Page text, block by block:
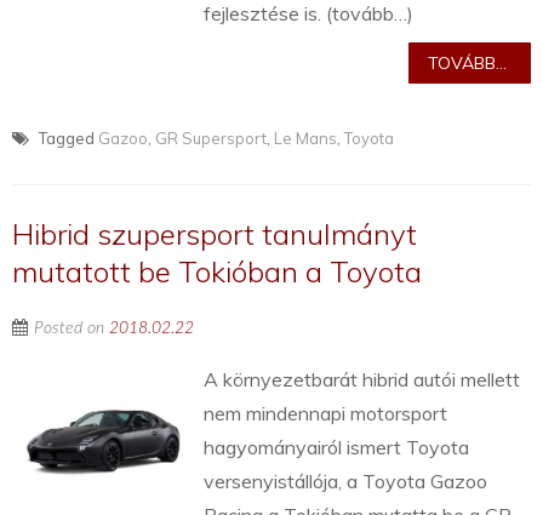
fejlesztése is. (tovább…)
TOVÁBB...
Tagged Gazoo GR Supersport Le Mans ,Toyota
Hibrid szupersport tanulmányt
mutatott be Tokióban a Toyota
Posted on 2018.02.22
A környezetbarát hibrid autói mellett
nem mindennapi motorsport
hagyományairól ismert Toyota
versenyistállója, a Toyota Gazoo